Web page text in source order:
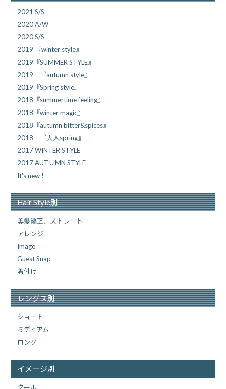
2021 S/S
2020 A/W
2020 S/S
2019 『winter style』
2019『SUMMER STYLE』
2019 『autumn style』
2019『Spring style』
2018『summertime feeling』
2018『winter magic』
2018『autumn bitter&spices』
2018 『大人spring』
2017 WINTER STYLE
2017 AUTＵMN STYLE
It's new !
Hair Style別
美髪矯正、ストレート
アレンジ
Image
Guest Snap
着付け
レングス別
ショート
ミディアム
ロング
イメージ別